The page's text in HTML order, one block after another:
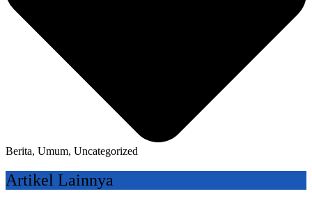
Berita, Umum, Uncategorized
Artikel Lainnya